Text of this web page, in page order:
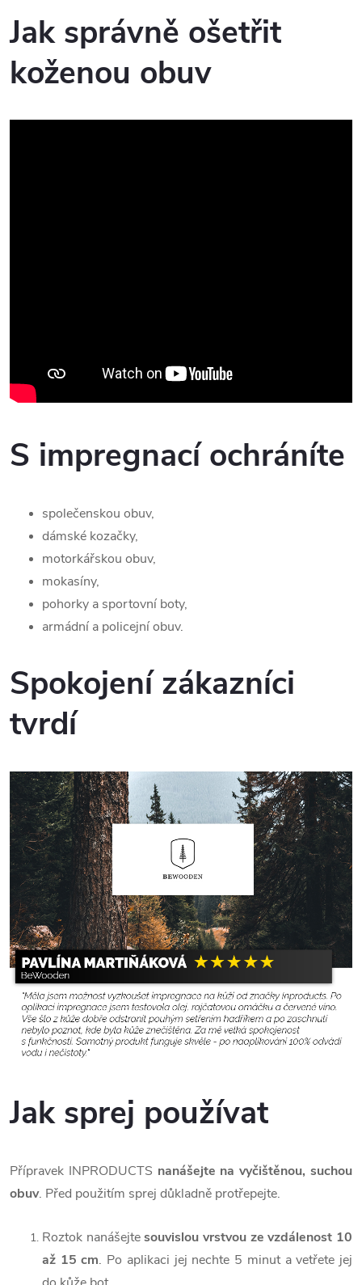
Jak správně ošetřit
koženou obuv
S impregnací ochráníte
společenskou obuv,
dámské kozačky,
motorkářskou obuv,
mokasíny,
pohorky a sportovní boty,
armádní a policejní obuv.
Spokojení zákazníci
tvrdí
Jak sprej používat
Přípravek INPRODUCTS nanášejte na vyčištěnou, suchou
obuv. Před použitím sprej důkladně protřepejte.
Roztok nanášejtesouvislou vrstvou ze vzdálenost 10
až 15 cm. Po aplikaci jej nechte 5 minut a vetřete jej